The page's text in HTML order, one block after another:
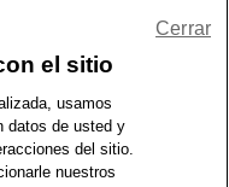
de Uso | Accesibilidad
| Mapa del sitio
2026 CVS.com
el sitio
usamos
datos de usted y
del sitio.
nuestros
Cerrar